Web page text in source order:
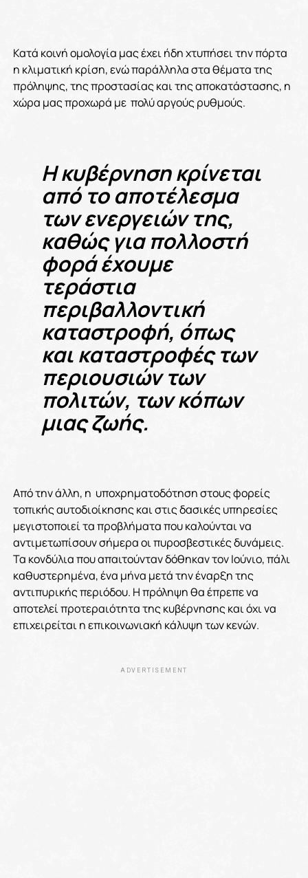
Κατά κοινή ομολογία μας έχει ήδη χτυπήσει την πόρτα
η κλιματική κρίση, ενώ παράλληλα στα θέματα της
πρόληψης, της προστασίας και της αποκατάστασης, η
χώρα μας προχωρά με πολύ αργούς ρυθμούς.
Η κυβέρνηση κρίνεται
από το αποτέλεσμα
των ενεργειών της,
καθώς για πολλοστή
φορά έχουμε
τεράστια
περιβαλλοντική
καταστροφή, όπως
και καταστροφές των
περιουσιών των
πολιτών, των κόπων
μιας ζωής.
Από την άλλη, η υποχρηματοδότηση στους φορείς
τοπικής αυτοδιοίκησης και στις δασικές υπηρεσίες
μεγιστοποιεί τα προβλήματα που καλούνται να
αντιμετωπίσουν σήμερα οι πυροσβεστικές δυνάμεις.
Τα κονδύλια που απαιτούνταν δόθηκαν τον Ιούνιο, πάλι
καθυστερημένα, ένα μήνα μετά την έναρξη της
αντιπυρικής περιόδου. Η πρόληψη θα έπρεπε να
αποτελεί προτεραιότητα της κυβέρνησης και όχι να
επιχειρείται η επικοινωνιακή κάλυψη των κενών.
ADVERTISEMENT